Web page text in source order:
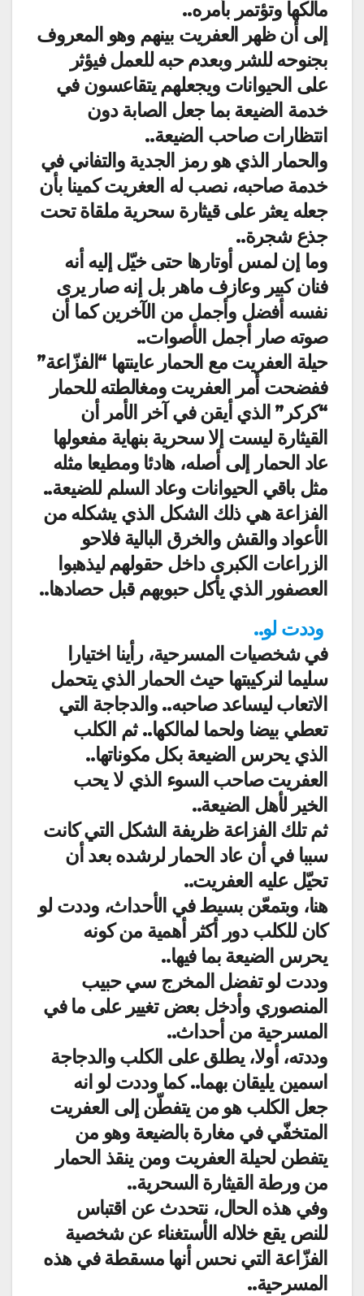
مالكها وتؤتمر بأمره..
إلى أن ظهر العفريت بينهم وهو المعروف
بجنوحه للشر وبعدم حبه للعمل فيؤثر
على الحيوانات ويجعلهم يتقاعسون في
خدمة الضيعة بما جعل الصابة دون
انتظارات صاحب الضيعة..
والحمار الذي هو رمز الجدية والتفاني في
خدمة صاحبه، نصب له العغريت كمينا بأن
جعله يعثر على قيثارة سحرية ملقاة تحت
جذع شجرة..
وما إن لمس أوتارها حتى خيّل إليه أنه
فنان كبير وعازف ماهر بل إنه صار يرى
نفسه أفضل وأجمل من الآخرين كما أن
صوته صار أجمل الأصوات..
حيلة العفريت مع الحمار عاينتها “الفزّاعة”
ففضحت أمر العفريت ومغالطته للحمار
“كركر” الذي أيقن في آخر الأمر أن
القيثارة ليست إلا سحرية بنهاية مفعولها
عاد الحمار إلى أصله، هادئا ومطيعا مثله
مثل باقي الحيوانات وعاد السلم للضيعة..
الفزاعة هي ذلك الشكل الذي يشكله من
الأعواد والقش والخرق البالية فلاحو
الزراعات الكبرى داخل حقولهم ليذهبوا
العصفور الذي يأكل حبوبهم قبل حصادها..
وددت لو..
في شخصيات المسرحية، رأينا اختيارا
سليما لنركيبتها حيث الحمار الذي يتحمل
الاتعاب ليساعد صاحبه.. والدجاجة التي
تعطي بيضا ولحما لمالكها.. ثم الكلب
الذي يحرس الضيعة بكل مكوناتها..
العفريت صاحب السوء الذي لا يحب
الخير لأهل الضيعة..
ثم تلك الفزاعة ظريفة الشكل التي كانت
سببا في أن عاد الحمار لرشده بعد أن
تحيّل عليه العفريت..
هنا، وبتمعّن بسيط في الأحداث، وددت لو
كان للكلب دور أكثر أهمية من كونه
يحرس الضيعة بما فيها..
وددت لو تفضل المخرج سي حبيب
المنصوري وأدخل بعض تغيير على ما في
المسرحية من أحداث..
وددته، أولا، يطلق على الكلب والدجاجة
اسمين يليقان بهما.. كما وددت لو انه
جعل الكلب هو من يتفطّن إلى العفريت
المتخفّي في مغارة بالضيعة وهو من
يتفطن لحيلة العفريت ومن ينقذ الحمار
من ورطة القيثارة السحرية..
وفي هذه الحال، نتحدث عن اقتباس
للنص يقع خلاله الأستغناء عن شخصية
الفزّاعة التي نحس أنها مسقطة في هذه
المسرحية..